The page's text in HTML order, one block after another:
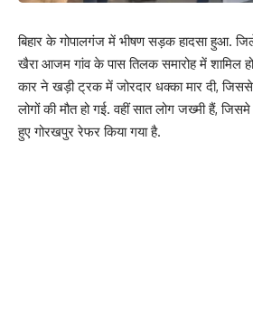
बिहार के गोपालगंज में भीषण सड़क हादसा हुआ.
खैरा आजम गांव के पास तिलक समारोह में शामिल
कार ने खड़ी ट्रक में जोरदार धक्का मार दी,
लोगों की मौत हो गई. वहीं सात लोग जख्मी हैं,
हुए गोरखपुर रेफर किया गया है.